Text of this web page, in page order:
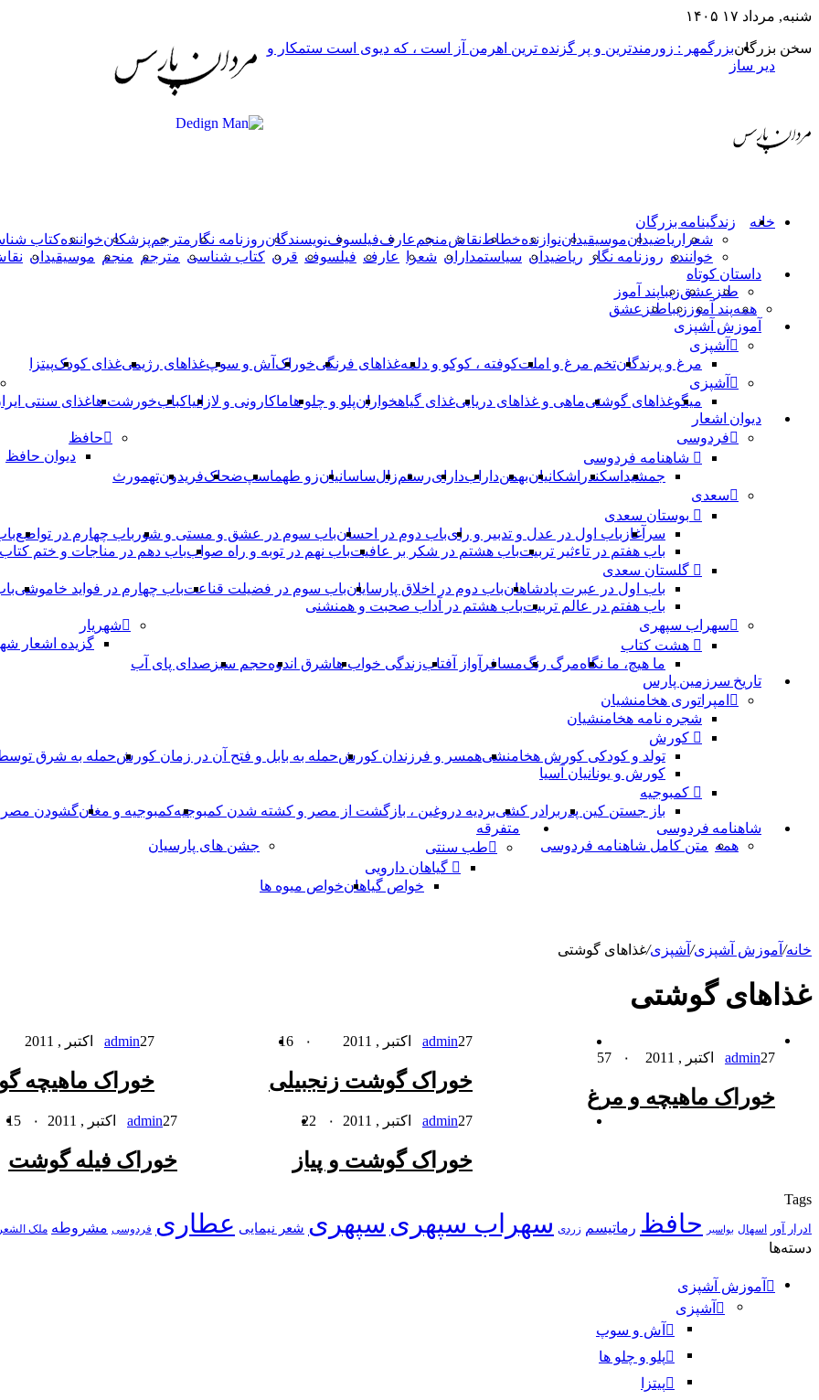
شنبه, مرداد ۱۷ ۱۴۰۵
سخن بزرگانبزرگمهر : زورمندترین و پر گزنده ترین اهرمن آز است ، که دیوی است ستمکار و
دیر ساز
خانه زندگینامه بزرگان
شعرا ریاضیدانموسیقیداننوازندهخطاطنقاشمنجم عارففیلسوفنویسندگانروزنامه نگار مترجمپزشکانخوانندهکتاب
خواننده روزنامه نگار ریاضیدان سیاستمداران شعرا عارف فیلسوف قرن کتاب شناسی مترجم منجم موسیقیدان
داستان کوتاه
طنز عشقزیباپند آموز
همهپند آموز زیباطنز عشق
آموزش آشپزی
آشپزی
مرغ و پرندگانتخم مرغ و املتکوفته ، کوکو و دلمهغذاهای فرنگیخوراک آش و سوپغذاهای رژیمیغذای کودکپیتزا
آشپزی
میگوغذاهای گوشتیماهی و غذاهای دریاییغذای گیاهخوارانپلو و چلو هاماکارونی و لازانیاکبابخورشت هاغذای سنتی
دیوان اشعار
فردوسی
شاهنامه فردوسی
جمشید اسکندر اشکانیانبهمندارابدارایرستمزالساسانیانزو طهماسپ‏ضحاکفریدونتهمورث
حافظ
دیوان حافظ
سعدی
بوستان سعدی
سرآغاز باب اول در عدل و تدبیر و رایباب دوم در احسانباب سوم در عشق و مستی و شور باب چهارم در تواضع
باب هفتم در تاءثیر تربیتباب هشتم در شکر بر عافیتباب نهم در توبه و راه صوابباب دهم در مناجات و ختم کتاب
گلستان سعدی
باب اول در عبرت پادشاهانباب دوم در اخلاق پارسایانباب سوم در فضیلت قناعتباب چهارم در فواید خاموشى
باب هفتم در عالم تربیتباب هشتم در آداب صحبت و همنشنى
سهراب سپهری
هشت کتاب
ما هیچ، ما نگاهمرگ رنگمسافر آواز آفتابزندگی خواب هاشرق اندوهحجم سبز صدای پای آب
شهریار
گزیده اشعار
تاریخ سرزمین پارس
امپراتوری هخامنشیان
شجره نامه هخامنشیان
کورش
تولد و کودکی کورش هخامنشیهمسر و فرزندان کورشحمله به بابل و فتح آن در زمان کورشحمله به شرق
کورش و یونانیان آسیا
کمبوجیه
باز جستن کین پدر برادر کشیبردیه دروغین ، بازگشت از مصر و کشته شدن کمبوجیهکمبوجیه و مغانگشودن مصر
شاهنامه فردوسی
همه متن کامل شاهنامه فردوسی
متفرقه
طب سنتی
گیاهان دارویی
خواص گیاهانخواص میوه ها
جشن های پارسیان
خانه/ آموزش آشپزی/ آشپزی/غذاهای گوشتی
غذاهای گوشتی
admin27 اکتبر , 2011 ۰
خوراک ماهیچه و مرغ
admin27 اکتبر , 2011 ۰
خوراک گوشت زنجبیلی
admin27 اکتبر , 2011
خوراک ماهیچه
admin27 اکتبر , 2011 ۰
خوراک گوشت و پیاز
admin27 اکتبر , 2011 ۰
خوراک فیله گوشت
Tags
ادرار آور اسهال بواسیر حافظ رماتیسم زردی سهراب سپهری سپهری شعر نیمایی عطاری فردوسی مشروطه ملک
دسته‌ها
آموزش آشپزی
آشپزی
آش و سوپ
پلو و چلو ها
پیتزا